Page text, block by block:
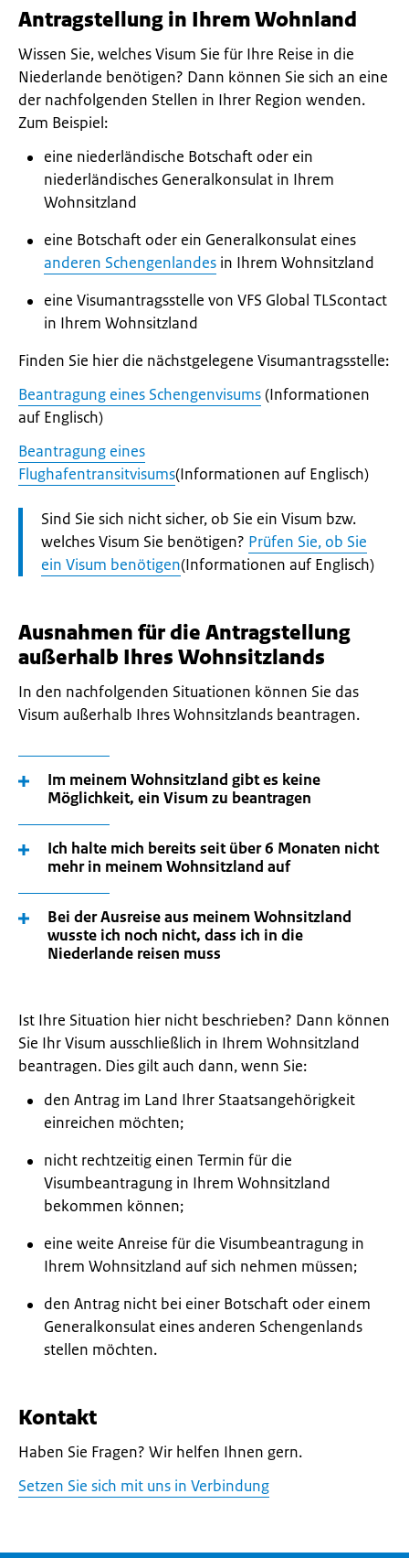
Antragstellung in Ihrem Wohnland
Wissen Sie, welches Visum Sie für Ihre Reise in die
Niederlande benötigen? Dann können Sie sich an eine
der nachfolgenden Stellen in Ihrer Region wenden.
Zum Beispiel:
eine niederländische Botschaft oder ein
niederländisches Generalkonsulat in Ihrem
Wohnsitzland
eine Botschaft oder ein Generalkonsulat eines
anderen Schengenlandes in Ihrem Wohnsitzland
eine Visumantragsstelle von VFS Global TLScontact
in Ihrem Wohnsitzland
Finden Sie hier die nächstgelegene Visumantragsstelle:
Beantragung eines Schengenvisums(Informationen
auf Englisch)
Beantragung eines
Flughafentransitvisums(Informationen auf Englisch)
Let
op:
Sind Sie sich nicht sicher, ob Sie ein Visum bzw.
welches Visum Sie benötigen? Prüfen Sie, ob Sie
ein Visum benötigen(Informationen auf Englisch)
Ausnahmen für die Antragstellung
außerhalb Ihres Wohnsitzlands
In den nachfolgenden Situationen können Sie das
Visum außerhalb Ihres Wohnsitzlands beantragen.
Im meinem Wohnsitzland gibt es keine
Möglichkeit, ein Visum zu beantragen
Ich halte mich bereits seit über 6 Monaten nicht
mehr in meinem Wohnsitzland auf
Bei der Ausreise aus meinem Wohnsitzland
wusste ich noch nicht, dass ich in die
Niederlande reisen muss
Ist Ihre Situation hier nicht beschrieben? Dann können
Sie Ihr Visum ausschließlich in Ihrem Wohnsitzland
beantragen. Dies gilt auch dann, wenn Sie:
den Antrag im Land Ihrer Staatsangehörigkeit
einreichen möchten;
nicht rechtzeitig einen Termin für die
Visumbeantragung in Ihrem Wohnsitzland
bekommen können;
eine weite Anreise für die Visumbeantragung in
Ihrem Wohnsitzland auf sich nehmen müssen;
den Antrag nicht bei einer Botschaft oder einem
Generalkonsulat eines anderen Schengenlands
stellen möchten.
Kontakt
Haben Sie Fragen? Wir helfen Ihnen gern.
Setzen Sie sich mit uns in Verbindung